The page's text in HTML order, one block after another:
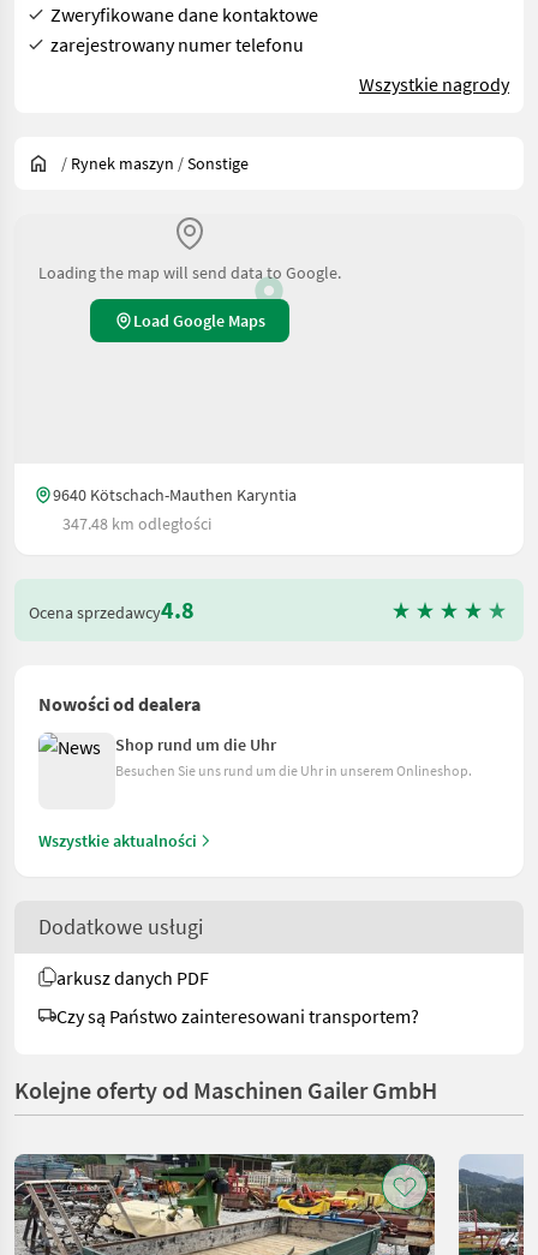
Zweryfikowane dane kontaktowe
zarejestrowany numer telefonu
Wszystkie nagrody
/ Rynek maszyn /Sonstige
Loading the map will send data to Google.
Load Google Maps
9640 Kötschach-Mauthen Karyntia
347.48 km odległości
Ocena sprzedawcy4.8
Nowości od dealera
Shop rund um die Uhr
Besuchen Sie uns rund um die Uhr in unserem Onlineshop.
Wszystkie aktualności
Dodatkowe usługi
arkusz danych PDF
Czy są Państwo zainteresowani transportem?
Kolejne oferty od Maschinen Gailer GmbH